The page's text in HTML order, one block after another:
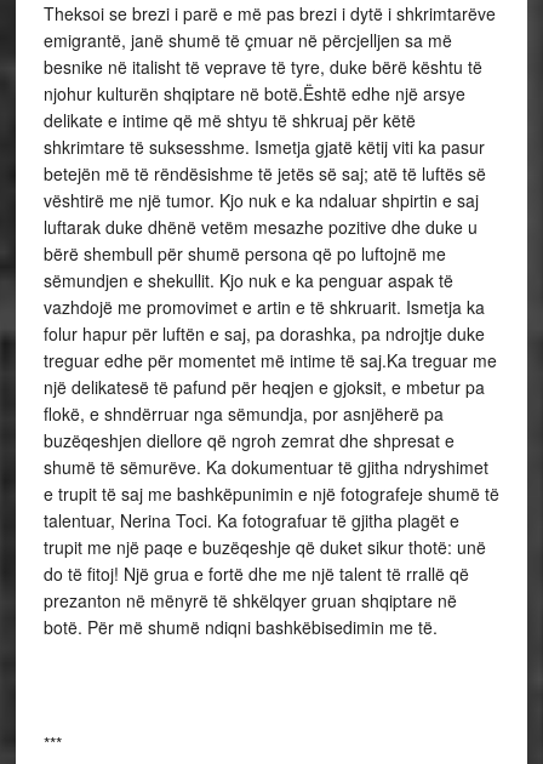
Theksoi se brezi i parë e më pas brezi i dytë i shkrimtarëve
emigrantë, janë shumë të çmuar në përcjelljen sa më
besnike në italisht të veprave të tyre, duke bërë kështu të
njohur kulturën shqiptare në botë.Është edhe një arsye
delikate e intime që më shtyu të shkruaj për këtë
shkrimtare të suksesshme. Ismetja gjatë këtij viti ka pasur
betejën më të rëndësishme të jetës së saj; atë të luftës së
vështirë me një tumor. Kjo nuk e ka ndaluar shpirtin e saj
luftarak duke dhënë vetëm mesazhe pozitive dhe duke u
bërë shembull për shumë persona që po luftojnë me
sëmundjen e shekullit. Kjo nuk e ka penguar aspak të
vazhdojë me promovimet e artin e të shkruarit. Ismetja ka
folur hapur për luftën e saj, pa dorashka, pa ndrojtje duke
treguar edhe për momentet më intime të saj.Ka treguar me
një delikatesë të pafund për heqjen e gjoksit, e mbetur pa
flokë, e shndërruar nga sëmundja, por asnjëherë pa
buzëqeshjen diellore që ngroh zemrat dhe shpresat e
shumë të sëmurëve. Ka dokumentuar të gjitha ndryshimet
e trupit të saj me bashkëpunimin e një fotografeje shumë të
talentuar, Nerina Toci. Ka fotografuar të gjitha plagët e
trupit me një paqe e buzëqeshje që duket sikur thotë: unë
do të fitoj! Një grua e fortë dhe me një talent të rrallë që
prezanton në mënyrë të shkëlqyer gruan shqiptare në
botë. Për më shumë ndiqni bashkëbisedimin me të.
***